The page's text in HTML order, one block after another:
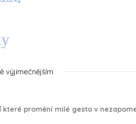
výjimečnějším
které promění milé gesto v